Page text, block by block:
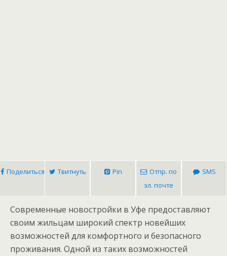
Поделиться Твитнуть Pin
Отпр. по
эл. почте
SMS
Современные новостройки в Уфе предоставляют
своим жильцам широкий спектр новейших
возможностей для комфортного и безопасного
проживания. Одной из таких возможностей